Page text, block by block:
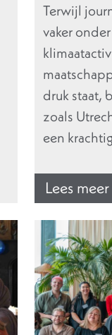
Terwijl
vaker
druk staat,
zoals
een
Lees meer